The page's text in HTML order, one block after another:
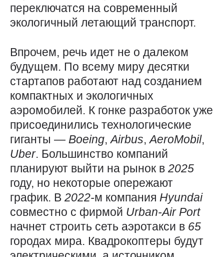
переключатся на современный
экологичный летающий транспорт.
Впрочем, речь идет не о далеком
будущем. По всему миру десятки
стартапов работают над созданием
компактных и экологичных
аэромобилей. К гонке разработок уже
присоединились технологические
гиганты — ​ Boeing,Airbus,AeroMobil,
Uber. Большинство компаний
планируют выйти на рынок в 2025
году, но некоторые опережают
график. В 2022-м компания Hyundai
совместно с фирмой Urban-Air Port
начнет строить сеть аэротакси в 65
городах мира. Квадрокоптеры будут